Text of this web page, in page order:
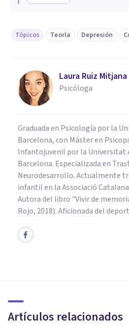
Tópicos Teoría Depresión
Laura Ruiz Mitjana
Psicóloga
Graduada en Psicología por la
Barcelona, con Máster en
Infantojuvenil por la Universitat
Barcelona. Especializada en
Neurodesarrollo. Actualmente
infantil en la Associació
Autora del libro "Vivir de
Rojo, 2018). Aficionada del
Artículos relacionados
depresión